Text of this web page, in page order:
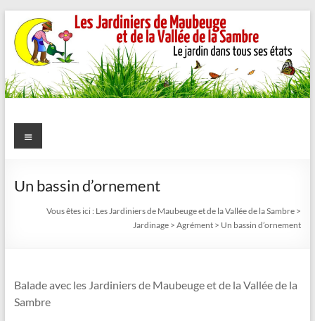
au
contenu
Les
de
Maubeuge
la
Menu
Un bassin d’ornement
Vous êtes ici : Les Jardiniers de Maubeuge et de la Vallée de la Sambre >
Jardinage >Agrément > Un bassin d’ornement
Balade avec les Jardiniers de Maubeuge et de la Vallée de la
Sambre